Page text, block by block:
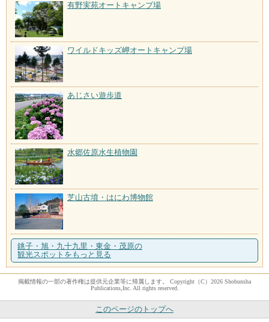
有野実苑オートキャンプ場
ワイルドキッズ岬オートキャンプ場
あじさい遊歩道
水郷佐原水生植物園
芝山古墳・はにわ博物館
銚子・旭・九十九里・東金・茂原の
観光スポットをもっと見る
掲載情報の一部の著作権は提供元企業等に帰属します。 Copyright（C）2026 Shobunsha
Publications,Inc. All rights reserved.
このページのトップへ